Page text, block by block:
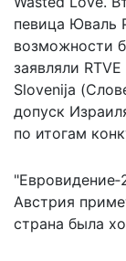
певица Юваль
возможности
заявляли
Slovenija
допуск
по итогам
Австрия
страна была